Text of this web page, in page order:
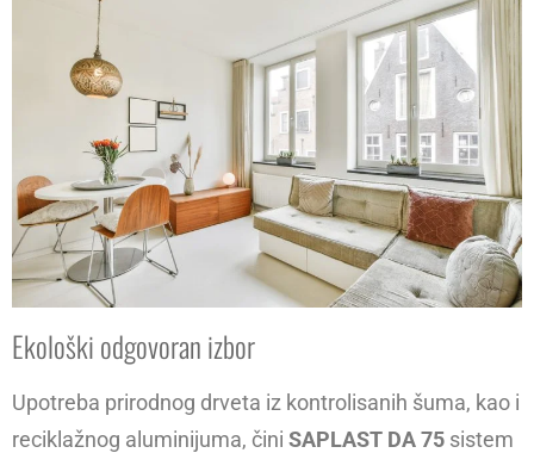
Ekološki odgovoran izbor
Upotreba prirodnog drveta iz kontrolisanih šuma, kao i
reciklažnog aluminijuma, čini SAPLAST DA 75 sistem